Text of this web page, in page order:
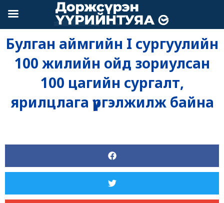
content
Булган аймгийн I сургуулийн
100 жилийн ойд зориулсан
100 цагийн сургалт,
ярилцлага үргэлжилж байна